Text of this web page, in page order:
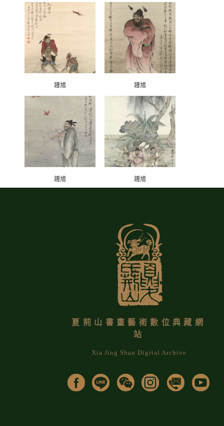
鍾馗 鍾馗
鍾馗 鍾馗
夏荊山書畫藝術數位典藏網
站
Xia Jing Shan Digital Archive